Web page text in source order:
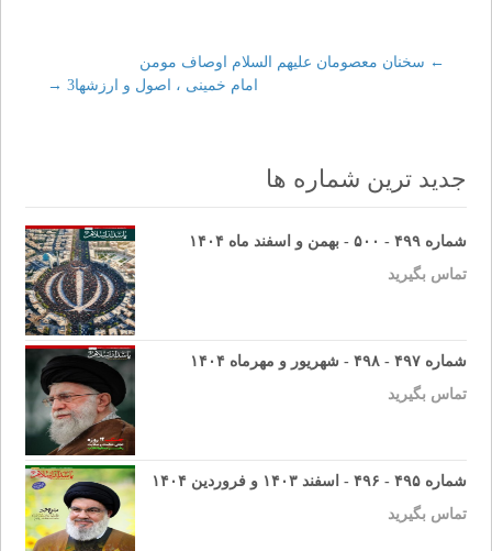
Post
← سخنان معصومان عليهم السلام اوصاف مومن
امام خمينى ، اصول و ارزشها3
→
جدید ترین شماره ها
شماره ۴۹۹ - ۵۰۰ - بهمن و اسفند ماه ۱۴۰۴
تماس بگیرید
شماره ۴۹۷ - ۴۹۸ - شهریور و مهرماه ۱۴۰۴
تماس بگیرید
شماره ۴۹۵ - ۴۹۶ - اسفند ۱۴۰۳ و فروردین ۱۴۰۴
تماس بگیرید